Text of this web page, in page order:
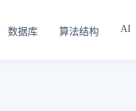
数据库 算法结构 AI